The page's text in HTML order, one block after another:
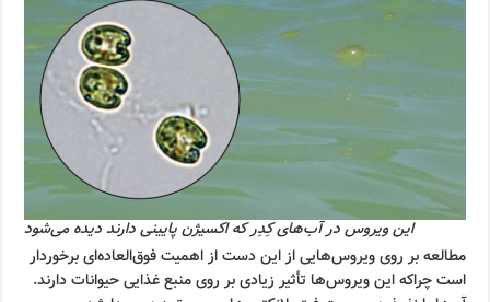
این ویروس در آب‌های کِدِر که اکسیژن پایینی دارند دیده می‌شود
مطالعه بر روی ویروس‌هایی از این دست از اهمیت فوق‌العاده‌ای برخوردار
است چراکه این ویروس‌ها تأثیر زیادی بر روی منبع غذایی حیوانات دارند.